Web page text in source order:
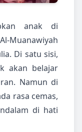
anak di
Muanawiyah
Di satu sisi,
akan belajar
Namun di
rasa cemas,
di hati